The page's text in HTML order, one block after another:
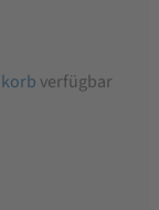
verfügbar